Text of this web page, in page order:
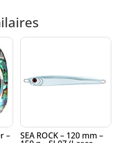
– SEA ROCK – 120 mm –